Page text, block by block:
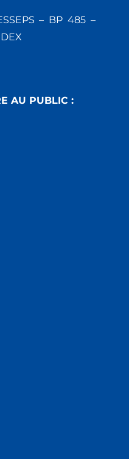
– BP 485 –
AU PUBLIC :